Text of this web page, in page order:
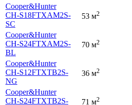
Cooper&Hunter
CH-S18FTXAM2S-
SC
53 м2
Cooper&Hunter
CH-S24FTXAM2S-
BL
70 м2
Cooper&Hunter
CH-S12FTXTB2S-
NG
36 м2
Cooper&Hunter
CH-S24FTXTB2S-
71 м2